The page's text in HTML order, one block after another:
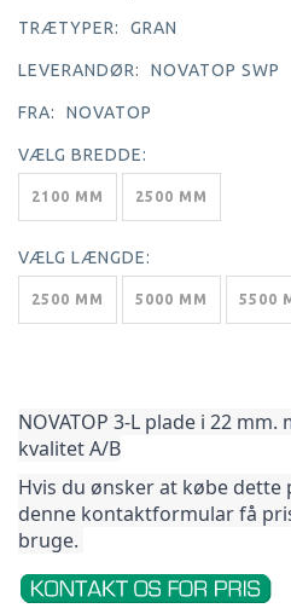
TRÆTYPER: GRAN
LEVERANDØR: NOVATOP SWP
FRA: NOVATOP
VÆLG BREDDE:
2100 MM 2500 MM
VÆLG LÆNGDE:
2500 MM 5000 MM 5500
NOVATOP 3-L plade i 22
kvalitet A/B
Hvis du ønsker at købe dette
denne kontaktformular få
bruge.